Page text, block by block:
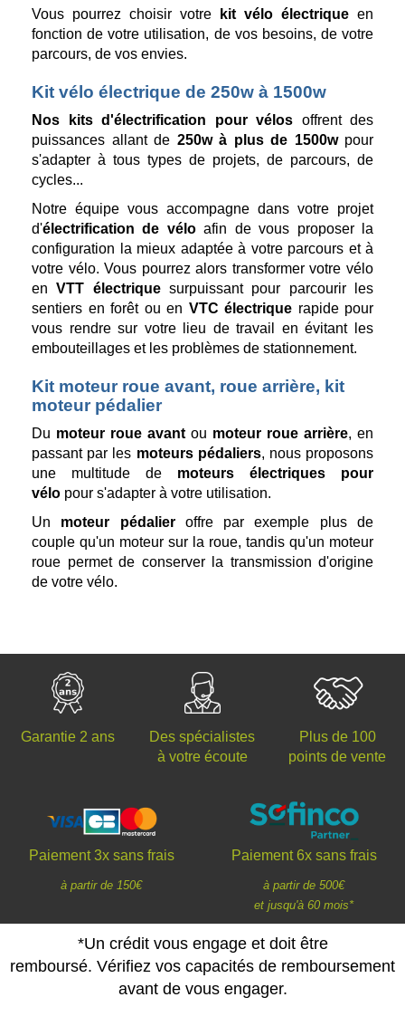
Vous pourrez choisir votre
kit vélo électrique en
fonction de votre utilisation, de vos besoins, de votre
parcours, de vos envies.
Kit vélo électrique de 250w à 1500w
Nos kits d'électrification pour vélos offrent des
puissances allant de 250w à plus de 1500w pour
s'adapter à tous types de projets, de parcours, de
cycles...
Notre équipe vous accompagne dans votre projet
d'électrification de vélo afin de vous proposer la
configuration la mieux adaptée à votre parcours et à
votre vélo. Vous pourrez alors transformer votre vélo
en
VTT électrique surpuissant pour parcourir les
sentiers en forêt ou en VTC électrique rapide pour
vous rendre sur votre lieu de travail en évitant les
embouteillages et les problèmes de stationnement.
Kit moteur roue avant, roue arrière, kit
moteur pédalier
Du moteur roue avant ou moteur roue arrière, en
passant par les moteurs pédaliers, nous proposons
une multitude de
moteurs électriques pour
vélo pour s'adapter à votre utilisation.
Un
moteur pédalier
offre par exemple plus de
couple qu'un moteur sur la roue, tandis qu'un moteur
roue permet de conserver la transmission d'origine
de votre vélo.
Garantie 2 ans
Des spécialistes
à votre écoute
Plus de 100
points de vente
Paiement 3x sans frais
à partir de 150€
Paiement 6x sans frais
à partir de 500€
et jusqu'à 60 mois*
*Un crédit vous engage et doit être
remboursé. Vérifiez vos capacités de remboursement
avant de vous engager.